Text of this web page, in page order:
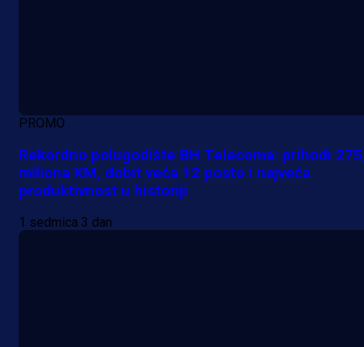
PROMO
Rekordno polugodište BH Telecoma: prihodi
miliona KM, dobit veća 12 posto i najveća
produktivnost u historiji
1 sedmica 3 dan